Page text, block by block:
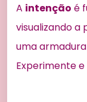
A intenção é
visualizando a
uma
Experimente